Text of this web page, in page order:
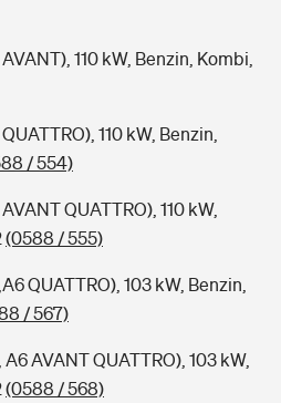
110 kW, Benzin, Kombi,
110 kW, Benzin,
/ 554)
QUATTRO), 110 kW,
(0588 / 555)
QUATTRO), 103 kW, Benzin,
/ 567)
AVANT QUATTRO), 103 kW,
(0588 / 568)